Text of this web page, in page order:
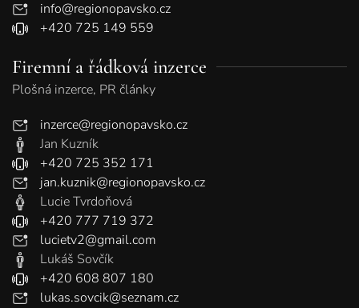
info@regionopavsko.cz
+420 725 149 559
Firemní a řádková inzerce
Plošná inzerce, PR články
inzerce@regionopavsko.cz
Jan Kuzník
+420 725 352 171
jan.kuznik@regionopavsko.cz
Lucie Tvrdoňová
+420 777 719 372
lucietv2@gmail.com
Lukáš Sovčík
+420 608 807 180
lukas.sovcik@seznam.cz